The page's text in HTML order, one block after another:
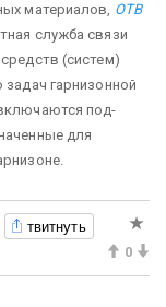
материалов, ОТВ
служба связи
(систем)
гарнизонной
под­
для
твитнуть
0